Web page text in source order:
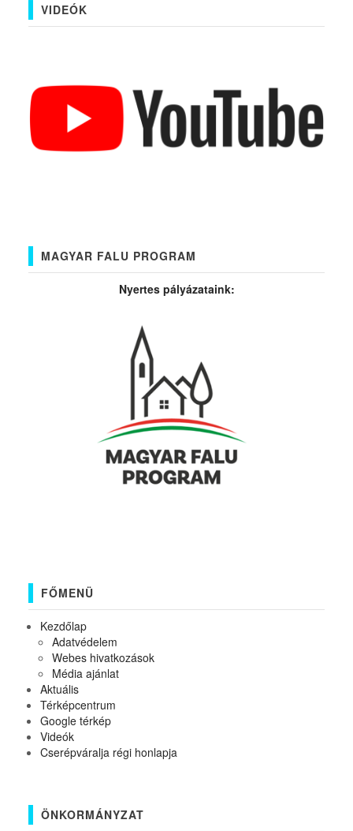
VIDEÓK
MAGYAR FALU PROGRAM
Nyertes pályázataink:
FŐMENÜ
Kezdőlap
Adatvédelem
Webes hivatkozások
Média ajánlat
Aktuális
Térképcentrum
Google térkép
Videók
Cserépváralja régi honlapja
ÖNKORMÁNYZAT